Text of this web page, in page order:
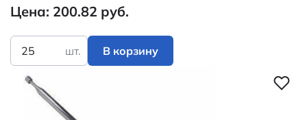
Цена: 200.82 руб.
шт. В корзину